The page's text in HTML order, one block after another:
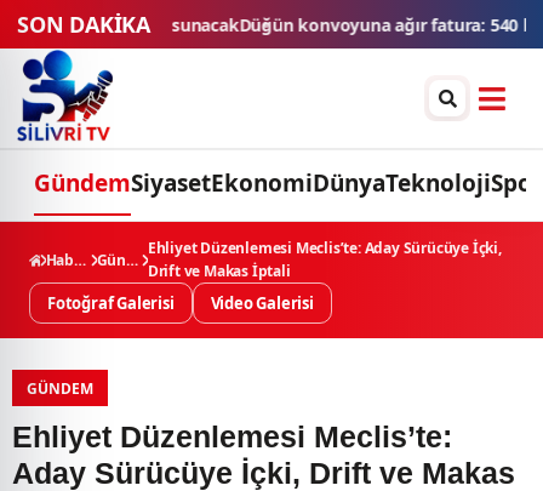
SON DAKİKA
konvoyuna ağır fatura: 540 bin lira ceza, 6 araç trafikten men
GündemSiyasetEkonomiDünyaTeknolojiSpor
Haberler Gündem
Ehliyet Düzenlemesi Meclis’te: Aday Sürücüye İçki,
Drift ve Makas İptali
Fotoğraf Galerisi Video Galerisi
GÜNDEM
Ehliyet Düzenlemesi Meclis’te:
Aday Sürücüye İçki, Drift ve Makas